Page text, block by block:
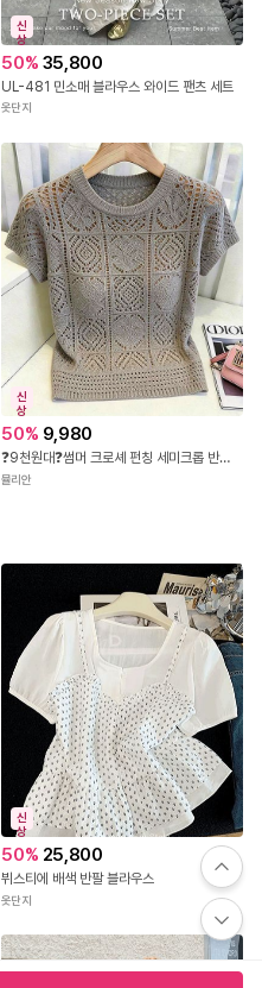
신
상
50% 35,800
UL-481 민소매 블라우스 와이드 팬츠 세트
옷단지
신
상
50% 9,980
❓9천원대❓썸머 크로셰 펀칭 세미크롭 반팔 니트
뮬리안
신
상
50% 25,800
뷔스티에 배색 반팔 블라우스
옷단지